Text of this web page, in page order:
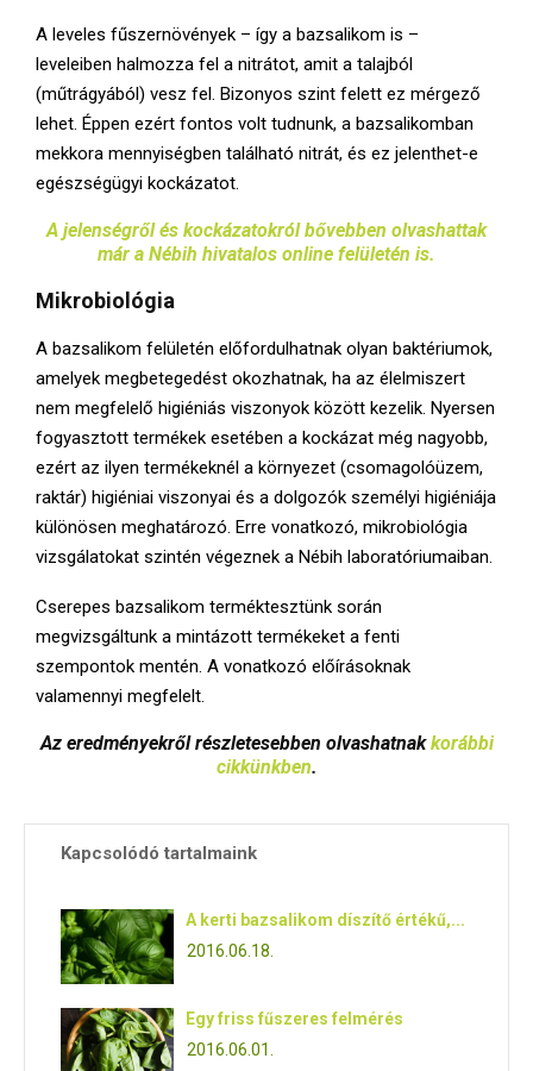
A leveles fűszernövények – így a bazsalikom is –
leveleiben halmozza fel a nitrátot, amit a talajból
(műtrágyából) vesz fel. Bizonyos szint felett ez mérgező
lehet. Éppen ezért fontos volt tudnunk, a bazsalikomban
mekkora mennyiségben található nitrát, és ez jelenthet-e
egészségügyi kockázatot.
A jelenségről és kockázatokról bővebben olvashattak
már a Nébih hivatalos online felületén is.
Mikrobiológia
A bazsalikom felületén előfordulhatnak olyan baktériumok,
amelyek megbetegedést okozhatnak, ha az élelmiszert
nem megfelelő higiéniás viszonyok között kezelik. Nyersen
fogyasztott termékek esetében a kockázat még nagyobb,
ezért az ilyen termékeknél a környezet (csomagolóüzem,
raktár) higiéniai viszonyai és a dolgozók személyi higiéniája
különösen meghatározó. Erre vonatkozó, mikrobiológia
vizsgálatokat szintén végeznek a Nébih laboratóriumaiban.
Cserepes bazsalikom terméktesztünk során
megvizsgáltunk a mintázott termékeket a fenti
szempontok mentén. A vonatkozó előírásoknak
valamennyi megfelelt.
Az eredményekről részletesebben olvashatnakkorábbi
cikkünkben.
Kapcsolódó tartalmaink
A kerti bazsalikom díszítő értékű,...
2016.06.18.
Egy friss fűszeres felmérés
2016.06.01.